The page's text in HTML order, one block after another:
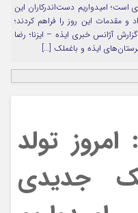
است‌؛ امیدواریم دست‌اندرکاران این
و مقدمات این روز را فراهم کردند؛
آژانس خبری ایذه – ایزنا؛ رضا
ایذه و باغملک […]
تولد
جدیدی